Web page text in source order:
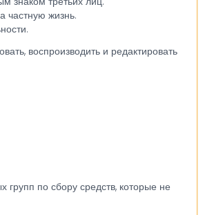
частную жизнь.
воспроизводить и редактировать
групп по сбору средств, которые не